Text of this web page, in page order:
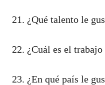
21. ¿Qué talento le
22. ¿Cuál es el trabajo
23. ¿En qué país le